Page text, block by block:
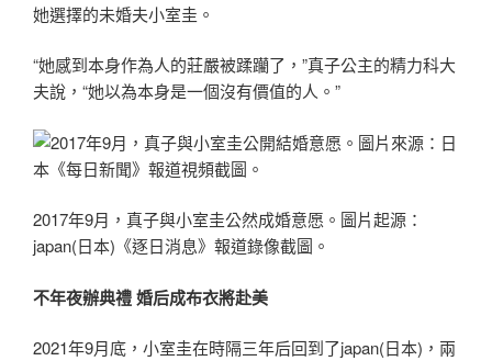
她選擇的未婚夫小室圭。
“她感到本身作為人的莊嚴被蹂躪了，”真子公主的精力科大
夫說，“她以為本身是一個沒有價值的人。”
2017年9月，真子與小室圭公然成婚意愿。圖片起源：
japan(日本)《逐日消息》報道錄像截圖。
不年夜辦典禮 婚后成布衣將赴美
2021年9月底，小室圭在時隔三年后回到了japan(日本)，兩